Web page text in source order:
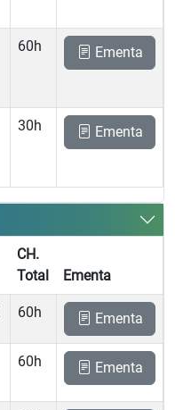
60h Ementa
30h Ementa
CH.
Total
Ementa
60h Ementa
60h Ementa